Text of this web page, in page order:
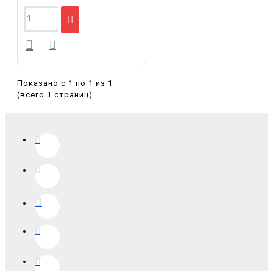
Показано с 1 по 1 из 1
(всего 1 страниц)